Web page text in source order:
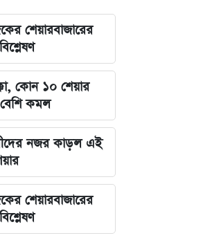
দীর্ঘমেয়াদি
তারেক রহমান
সিদ্ধান্তের
ধাতুর বাজার
আয়োজনে
রণধীর জয়সোয়াল
ছাত্রদল-
সংঘর্ষ
নামাজের সময়সূচি
শেয়ারবাজারের
কোন ১০ শেয়ার
কমল
নজর কাড়ল এই
শেয়ারবাজারের